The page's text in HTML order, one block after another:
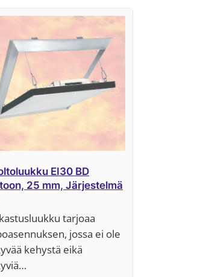
EI30 BD
25 mm, Järjestelmä
tarjoaa
jossa ei ole
kehystä eikä